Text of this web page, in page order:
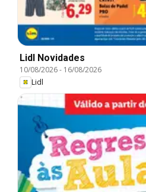
Lidl Novidades
10/08/2026- 16/08/2026
Lidl